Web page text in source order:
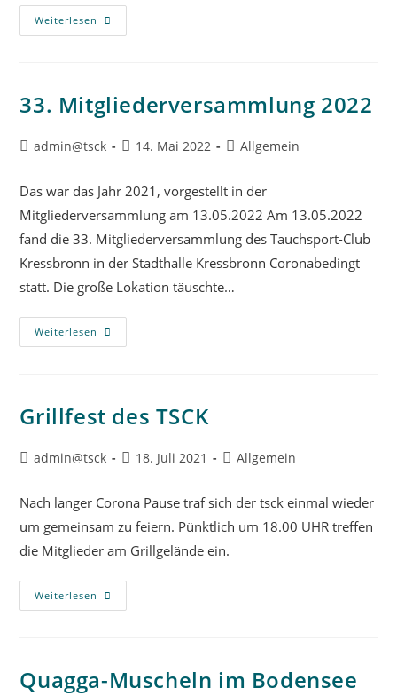
Weiterlesen
33. Mitgliederversammlung 2022
admin@tsck 14. Mai 2022 Allgemein
Das war das Jahr 2021, vorgestellt in der
Mitgliederversammlung am 13.05.2022 Am 13.05.2022
fand die 33. Mitgliederversammlung des Tauchsport-Club
Kressbronn in der Stadthalle Kressbronn Coronabedingt
statt. Die große Lokation täuschte…
Weiterlesen
Grillfest des TSCK
admin@tsck 18. Juli 2021 Allgemein
Nach langer Corona Pause traf sich der tsck einmal wieder
um gemeinsam zu feiern. Pünktlich um 18.00 UHR treffen
die Mitglieder am Grillgelände ein.
Weiterlesen
Quagga-Muscheln im Bodensee